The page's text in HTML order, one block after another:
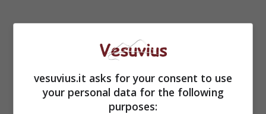
vesuvius.it asks for your consent to use
your personal data for the following
purposes: